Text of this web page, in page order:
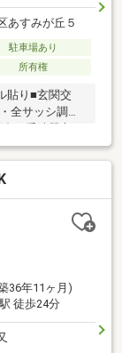
あすみが丘５
駐車場あり
所有権
貼り■玄関交
全サッシ調
イレ交換■２F
イル・キッチ
キング工事・
クロス張替
パテ下処理■戸
ス工事■ガレー
36年11ヶ月)
徒歩24分